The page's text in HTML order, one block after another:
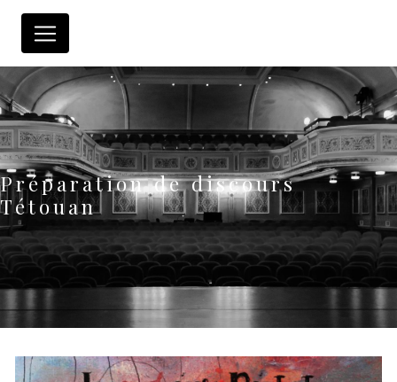
Panneau de gestion des cookies
Préparation de discours
Tétouan